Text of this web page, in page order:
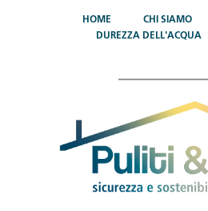
HOME CHI SIAMO
DUREZZA DELL'ACQUA